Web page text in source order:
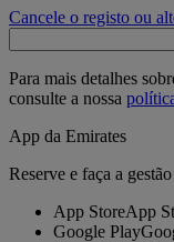
Cancele o registo ou
Para mais detalhes
consulte a nossa
App da Emirates
Reserve e faça a
App StoreApp
Google Play